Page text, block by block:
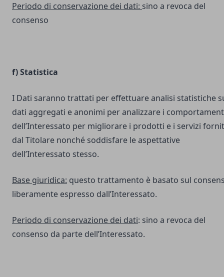
Periodo di conservazione dei dati: sino a revoca del
consenso
f) Statistica
I Dati saranno trattati per effettuare analisi statistiche
dati aggregati e anonimi per analizzare i
dell’Interessato per migliorare i prodotti e i servizi
dal Titolare nonché soddisfare le aspettative
dell’Interessato stesso.
Base giuridica: questo trattamento è basato sul
liberamente espresso dall’Interessato.
Periodo di conservazione dei dati: sino a revoca del
consenso da parte dell’Interessato.